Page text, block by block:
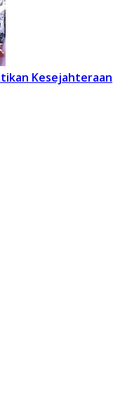
Kesejahteraan